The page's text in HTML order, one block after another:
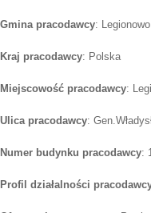
Gmina pracodawcy: Legionowo
Kraj pracodawcy: Polska
Miejscowość pracodawcy:
Ulica pracodawcy:
Numer budynku pracodawcy:
Profil działalności